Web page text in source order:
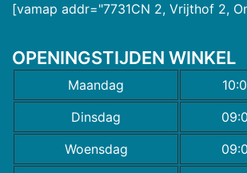
[vamap addr="7731CN 2, Vrijthof 2,
OPENINGSTIJDEN WINKEL
Maandag
Dinsdag
Woensdag